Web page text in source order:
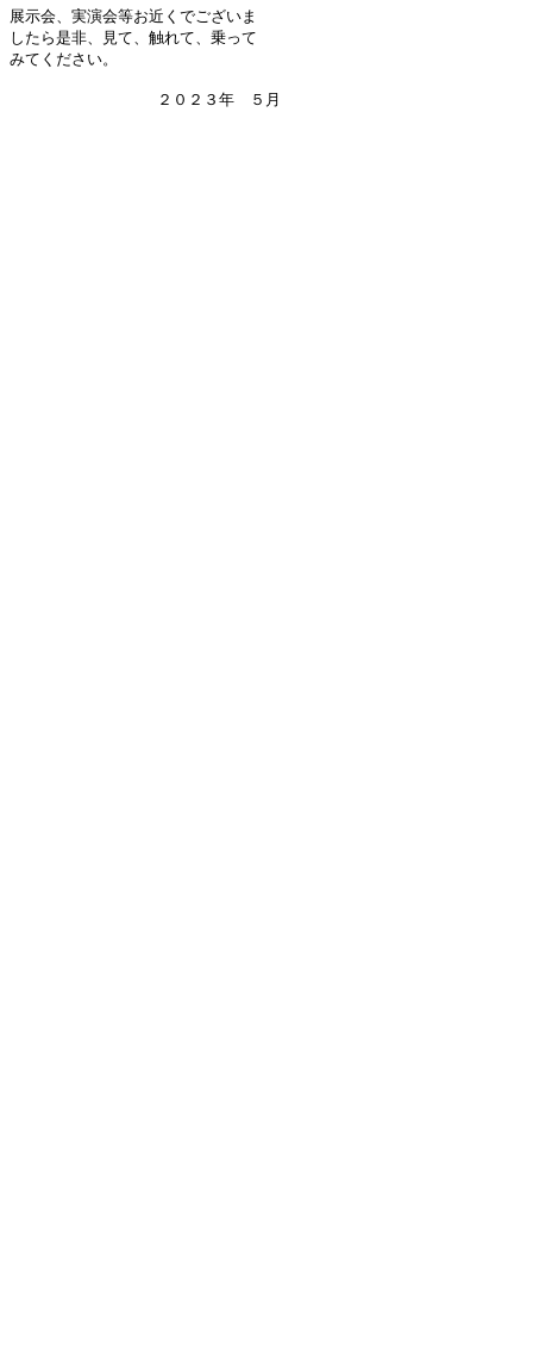
展示会、実演会等お近くでございま
したら是非、見て、触れて、乗って
みてください。
２０２３年 ５月